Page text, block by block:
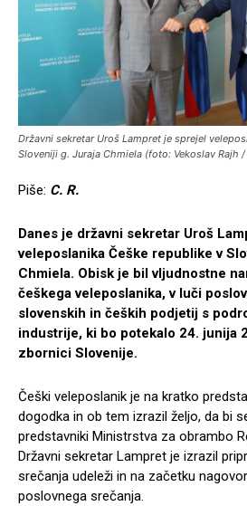
Državni sekretar Uroš Lampret je sprejel
Sloveniji g. Juraja Chmiela (foto: Vekoslav Rajh /
Piše: C. R.
Danes je državni sekretar Uroš
veleposlanika Češke republike v
Chmiela. Obisk je bil vljudnostne
češkega veleposlanika, v luči
slovenskih in čeških podjetij s
industrije, ki bo potekalo 24. junija
zbornici Slovenije.
Češki veleposlanik je na kratko
dogodka in ob tem izrazil željo, da bi
predstavniki Ministrstva za obrambo
Državni sekretar Lampret je izrazil
srečanja udeleži in na začetku
poslovnega srečanja.